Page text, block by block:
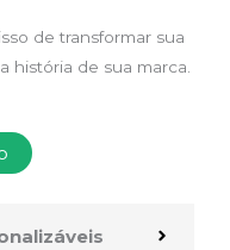
de transformar sua
história de sua marca.